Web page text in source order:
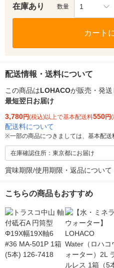
在庫あり 数量 1
カート
配送情報・送料について
この商品はLOHACOが販売・発送
最短翌日お届け
3,780円(税込)以上で基本配送料550円(
配送料について
※一部の商品につきましては、基本配送
在庫確認住所：東京都にお届け
賞味期限/使用期限・返品について
こちらの商品もおすすめ